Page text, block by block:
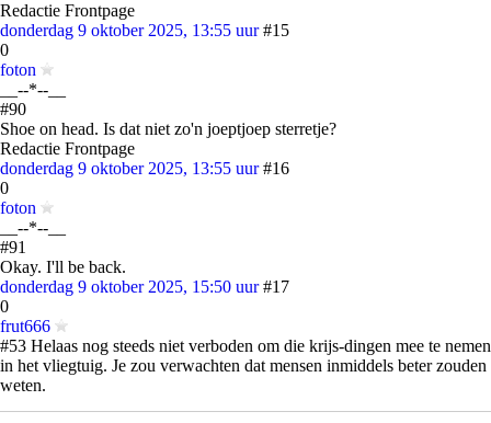
Redactie Frontpage
donderdag 9 oktober 2025, 13:55 uur #15
0
foton
__--*--__
#90
Shoe on head. Is dat niet zo'n joeptjoep sterretje?
Redactie Frontpage
donderdag 9 oktober 2025, 13:55 uur #16
0
foton
__--*--__
#91
Okay. I'll be back.
donderdag 9 oktober 2025, 15:50 uur #17
0
frut666
#53 Helaas nog steeds niet verboden om die krijs-dingen mee te nemen
in het vliegtuig. Je zou verwachten dat mensen inmiddels beter zouden
weten.